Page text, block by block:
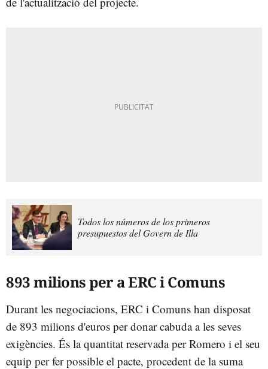
Todos los números de los primeros
presupuestos del Govern de Illa
893 milions per a ERC i Comuns
Durant les negociacions, ERC i Comuns han disposat
de 893 milions d'euros per donar cabuda a les seves
exigències. És la quantitat reservada per Romero i el seu
equip per fer possible el pacte, procedent de la suma